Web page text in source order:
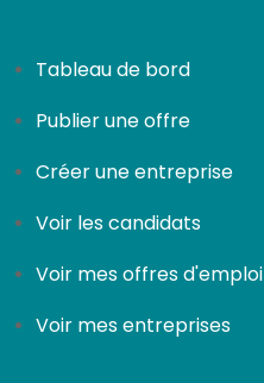
Tableau de bord
Publier une offre
Créer une entreprise
Voir les candidats
Voir mes offres d'emploi
Voir mes entreprises